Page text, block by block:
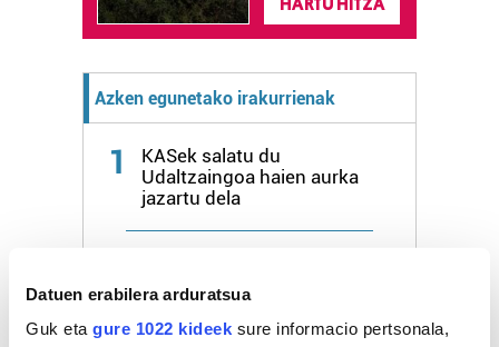
Datuen erabilera arduratsua
Guk eta gure 1022 kideek sure informacio pertsonala,
HARTU HITZA
Azken egunetako irakurrienak
1
KASek salatu du
Udaltzaingoa haien aurka
jazartu dela
3
Donostiarrek eklipsea